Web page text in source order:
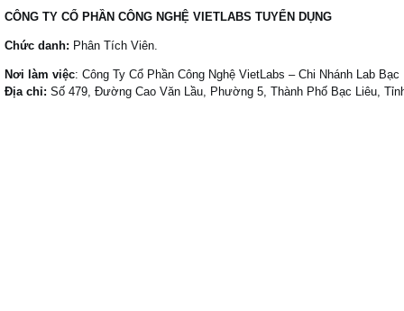
CÔNG TY CỔ PHẦN CÔNG NGHỆ VIETLABS TUYỂN DỤNG
Chức danh: Phân Tích Viên.
Nơi làm việc: Công Ty Cổ Phần Công Nghệ VietLabs – Chi Nhánh Lab Bạc
Địa chỉ: Số 479, Đường Cao Văn Lầu, Phường 5, Thành Phố Bạc Liêu,